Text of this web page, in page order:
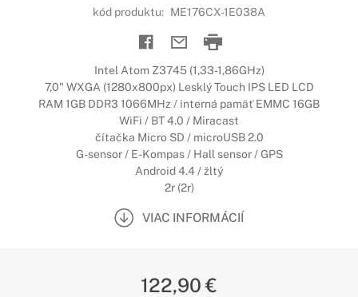
kód produktu: ME176CX-1E038A
Intel Atom Z3745 (1,33-1,86GHz)
7,0" WXGA (1280x800px) Lesklý Touch IPS LED LCD
RAM 1GB DDR3 1066MHz / interná pamäť EMMC 16GB
WiFi / BT 4.0 / Miracast
čítačka Micro SD / microUSB 2.0
G-sensor / E-Kompas / Hall sensor / GPS
Android 4.4 / žltý
2r (2r)
VIAC INFORMÁCIÍ
122,90 €